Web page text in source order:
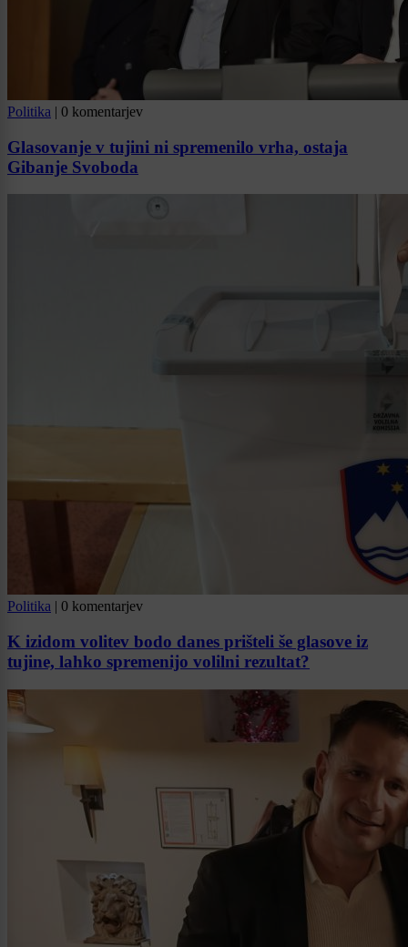
Politika | 0 komentarjev
Glasovanje v tujini ni spremenilo vrha, ostaja
Gibanje Svoboda
Politika | 0 komentarjev
K izidom volitev bodo danes prišteli še glasove iz
tujine, lahko spremenijo volilni rezultat?